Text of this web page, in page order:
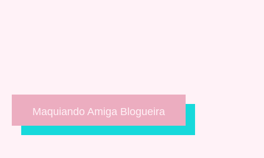
Maquiando Amiga Blogueira